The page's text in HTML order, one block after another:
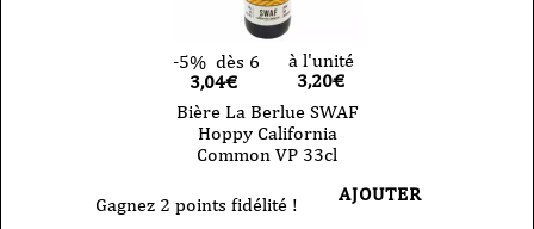
-5% dès 6
3,04€
à l'unité
3,20€
Bière La Berlue SWAF
Hoppy California
Common VP 33cl
Gagnez 2 points fidélité ! AJOUTER